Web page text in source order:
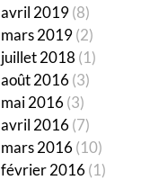
avril 2019(8)
mars 2019(2)
juillet 2018 (1)
août 2016(3)
mai 2016(3)
avril 2016(7)
mars 2016(10)
février 2016(1)